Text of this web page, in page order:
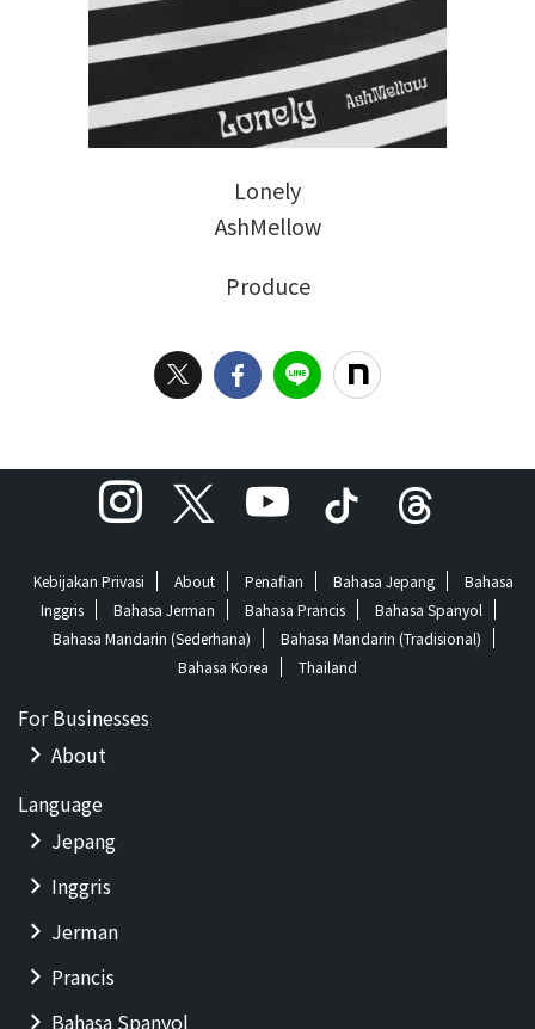
Lonely
AshMellow
Produce
Kebijakan Privasi About Penafian Bahasa Jepang
Bahasa
Inggris
Bahasa Jerman Bahasa Prancis
Bahasa Spanyol
Bahasa Mandarin (Sederhana)
Bahasa Mandarin (Tradisional)
Bahasa Korea
Thailand
For Businesses
About
Language
Jepang
Inggris
Jerman
Prancis
Bahasa Spanyol